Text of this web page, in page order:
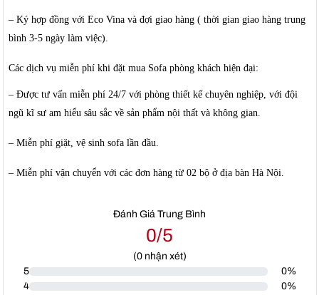
– Ký hợp đồng với Eco Vina và đợi giao hàng ( thời gian giao hàng trung
bình 3-5 ngày làm việc).
Các dịch vụ miễn phí khi đặt mua Sofa phòng khách hiện đại:
– Được tư vấn miễn phí 24/7 với phòng thiết kế chuyên nghiệp, với đội
ngũ kĩ sư am hiểu sâu sắc về sản phẩm nội thất và không gian.
– Miễn phí giặt, vệ sinh sofa lần đầu.
– Miễn phí vận chuyển với các đơn hàng từ 02 bộ ở địa bàn Hà Nội.
Đánh Giá Trung Bình
0/5
(0nhận xét)
5
0%
4
0%